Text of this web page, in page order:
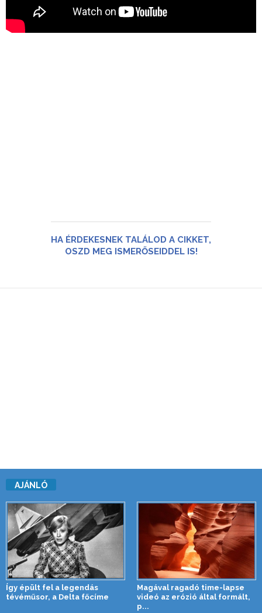
HA ÉRDEKESNEK TALÁLOD A CIKKET,
OSZD MEG ISMERŐSEIDDEL IS!
AJÁNLÓ
Így épült fel a legendás
tévéműsor, a Delta főcíme
Magával ragadó time-lapse
videó az erózió által formált,
p...